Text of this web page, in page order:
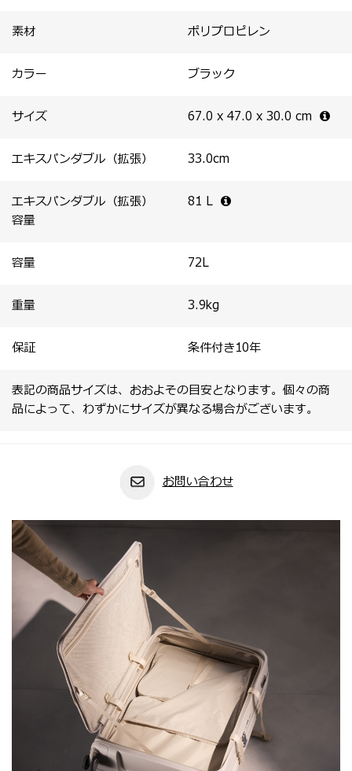
・Apple AirTag用ホルダーを装備（AirTag本体は付属し
・フロントパネル内側にファスナー付きポケットを配置。
・取り外し可能な圧縮パネルが荷物をしっかり押さえ、効
素材 ポリプロピレン
カラー ブラック
サイズ 67.0 x 47.0 x 30.0 cm
エキスパンダブル（拡張） 33.0cm
エキスパンダブル（拡張）
容量
81 L
容量 72L
重量 3.9kg
保証 条件付き10年
表記の商品サイズは、おおよその目安となります。個々の商
品によって、わずかにサイズが異なる場合がございます。
お問い合わせ